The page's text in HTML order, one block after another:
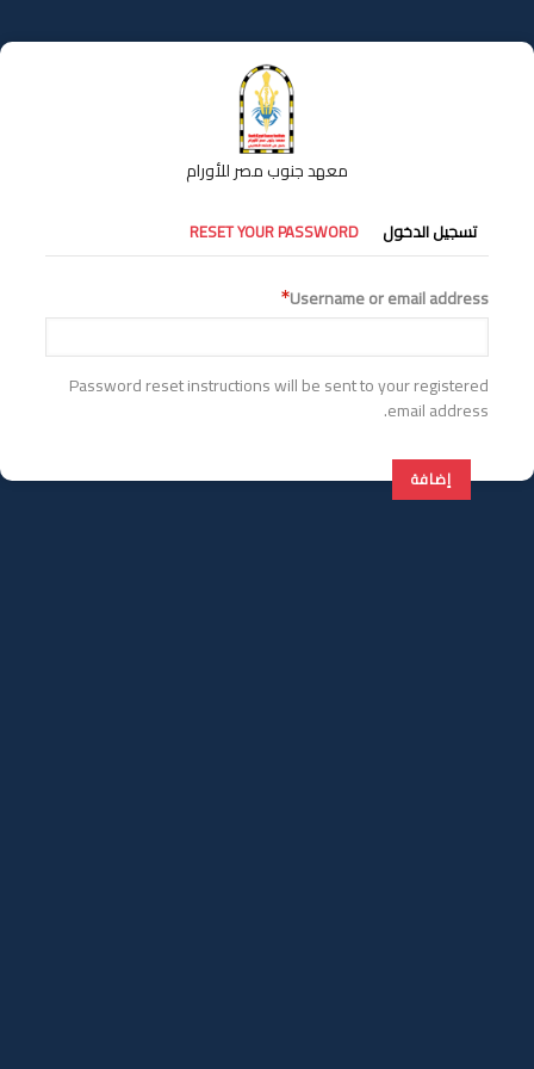
إلى
المحتوى
معهد جنوب مصر للأورام
التبويبات
الأساسية
تسجيل الدخول RESET YOUR PASSWORD
Username or email address
Password reset instructions will be sent to your registered
email address.